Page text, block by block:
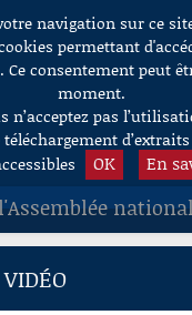
navigation sur ce
permettant
consentement peut
moment.
n’acceptez pas
d’extraits
OK En